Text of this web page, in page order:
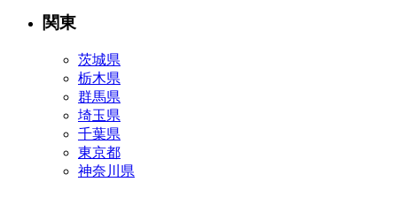
関東
茨城県
栃木県
群馬県
埼玉県
千葉県
東京都
神奈川県